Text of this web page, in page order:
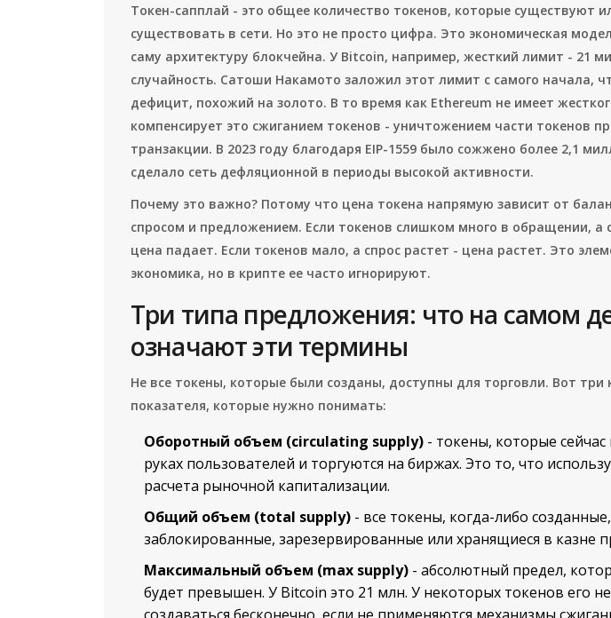
Токен-сапплай - это общее количество токенов, которые существуют
существовать в сети. Но это не просто цифра. Это экономическая
саму архитектуру блокчейна. У Bitcoin, например, жесткий лимит - 21
случайность. Сатоши Накамото заложил этот лимит с самого начала,
дефицит, похожий на золото. В то время как Ethereum не имеет
компенсирует это сжиганием токенов - уничтожением части токенов
транзакции. В 2023 году благодаря EIP-1559 было сожжено более 2,1
сделало сеть дефляционной в периоды высокой активности.
Почему это важно? Потому что цена токена напрямую зависит от
спросом и предложением. Если токенов слишком много в обращении, а
цена падает. Если токенов мало, а спрос растет - цена растет. Это
экономика, но в крипте ее часто игнорируют.
Три типа предложения: что на самом
означают эти термины
Не все токены, которые были созданы, доступны для торговли. Вот три
показателя, которые нужно понимать:
Оборотный объем (circulating supply) - токены, которые сейчас
руках пользователей и торгуются на биржах. Это то, что
расчета рыночной капитализации.
Общий объем (total supply) - все токены, когда-либо
заблокированные, зарезервированные или хранящиеся в казне
Максимальный объем (max supply) - абсолютный предел,
будет превышен. У Bitcoin это 21 млн. У некоторых токенов его